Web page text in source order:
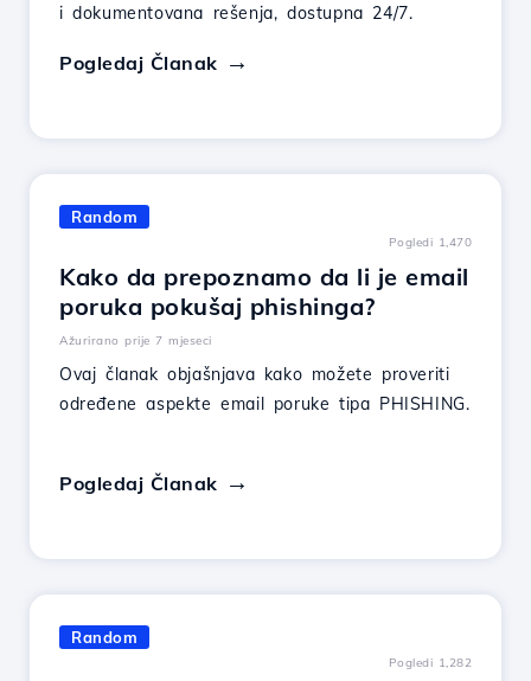
i dokumentovana rešenja, dostupna 24/7.
Pogledaj Članak
Random
Pogledi 1,470
Kako da prepoznamo da li je email
poruka pokušaj phishinga?
Ažurirano prije 7 mjeseci
Ovaj članak objašnjava kako možete proveriti
određene aspekte email poruke tipa PHISHING.
Pogledaj Članak
Random
Pogledi 1,282